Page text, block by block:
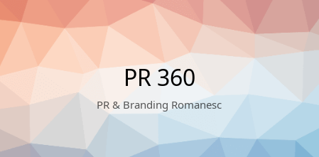
PR 360
PR & Branding Romanesc